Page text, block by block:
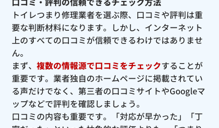
トイレつまり修理業者を選ぶ際、口コミや評判は重
要な判断材料になります。しかし、インターネット
上のすべての口コミが信頼できるわけではありませ
ん。
まず、 複数の情報源で口コミをチェックすることが
重要です。業者独自のホームページに掲載されてい
る声だけでなく、第三者の口コミサイトやGoogleマ
ップなどで評判を確認しましょう。
口コミの内容も重要です。「対応が早かった」「丁